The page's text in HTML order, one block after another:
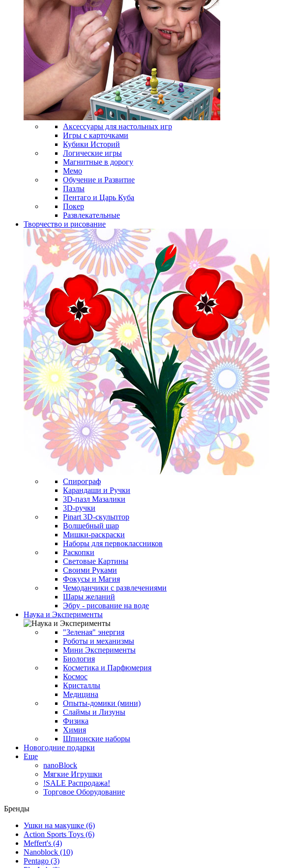
Аксессуары для настольных игр
Игры с карточками
Кубики Историй
Логические игры
Магнитные в дорогу
Мемо
Обучение и Развитие
Пазлы
Пентаго и Царь Куба
Покер
Развлекательные
Творчество и рисование
Спирограф
Карандаши и Ручки
3D-пазл Мазалики
3D-ручки
Pinart 3D-скульптор
Волшебный шар
Мишки-раскраски
Наборы для первоклассников
Раскопки
Световые Картины
Своими Руками
Фокусы и Магия
Чемоданчики с развлечениями
Шары желаний
Эбру - рисование на воде
Наука и Эксперименты
"Зеленая" энергия
Роботы и механизмы
Мини Эксперименты
Биология
Косметика и Парфюмерия
Космос
Кристаллы
Медицина
Опыты-домики (мини)
Слаймы и Лизуны
Физика
Химия
Шпионские наборы
Новогодние подарки
Еще
nanoBlock
Мягкие Игрушки
!SALE Распродажа!
Торговое Оборудование
Бренды
Ушки на макушке (6)
Action Sports Toys (6)
Meffert's (4)
Nanoblock (10)
Pentago (3)